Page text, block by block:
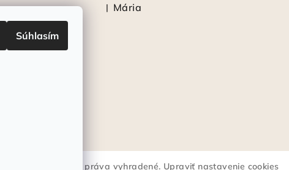
Súhlasím
Hodnotenie produktu je 5 z 5 hviezdičiek.
| Mária
. Všetky práva vyhradené. Upraviť nastavenie cookies